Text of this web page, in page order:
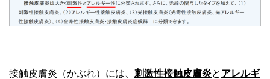
接触皮膚炎（かぶれ）には、 刺激性接触皮膚炎と アレルギ